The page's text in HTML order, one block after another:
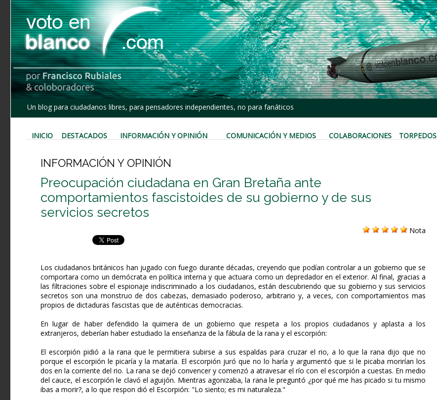
Un blog para ciudadanos libres, para pensadores independientes, no para fanáticos
INICIO DESTACADOS INFORMACIÓN Y OPINIÓN COMUNICACIÓN Y MEDIOS COLABORACIONES TORPEDOS
INFORMACIÓN Y OPINIÓN
Preocupación ciudadana en Gran Bretaña ante
comportamientos fascistoides de su gobierno y de sus
servicios secretos
Nota
Los ciudadanos británicos han jugado con fuego durante décadas, creyendo que podían controlar a un gobierno que se
comportara como un demócrata en política interna y que actuara como un depredador en el exterior. Al final, gracias a
las filtraciones sobre el espionaje indiscriminado a los ciudadanos, están descubriendo que su gobierno y sus servicios
secretos son una monstruo de dos cabezas, demasiado poderoso, arbitrario y, a veces, con comportamientos mas
propios de dictaduras fascistas que de auténticas democracias.
En lugar de haber defendido la quimera de un gobierno que respeta a los propios ciudadanos y aplasta a los
extranjeros, deberían haber estudiado la enseñanza de la fábula de la rana y el escorpión:
El escorpión pidió a la rana que le permitiera subirse a sus espaldas para cruzar el rio, a lo que la rana dijo que no
porque el escorpión le picaría y la mataría. El escorpión juró que no lo haría y argumentó que si le picaba morirían los
dos en la corriente del rio. La rana se dejó convencer y comenzó a atravesar el río con el escorpión a cuestas. En medio
del cauce, el escorpión le clavó el aguijón. Mientras agonizaba, la rana le preguntó ¿por qué me has picado si tu mismo
ibas a morir?, a lo que respon dió el Escorpión: "Lo siento; es mi naturaleza."